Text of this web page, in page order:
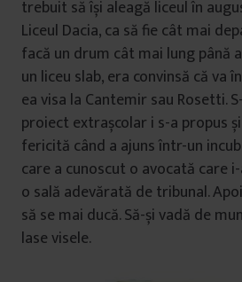
trebuit să își aleagă liceul în
Liceul Dacia, ca să fie cât mai
facă un drum cât mai lung până
un liceu slab, era convinsă că va
ea visa la Cantemir sau Rosetti.
proiect extrașcolar i s-a propus
fericită când a ajuns într-un
care a cunoscut o avocată care
o sală adevărată de tribunal.
să se mai ducă. Să-și vadă de
lase visele.